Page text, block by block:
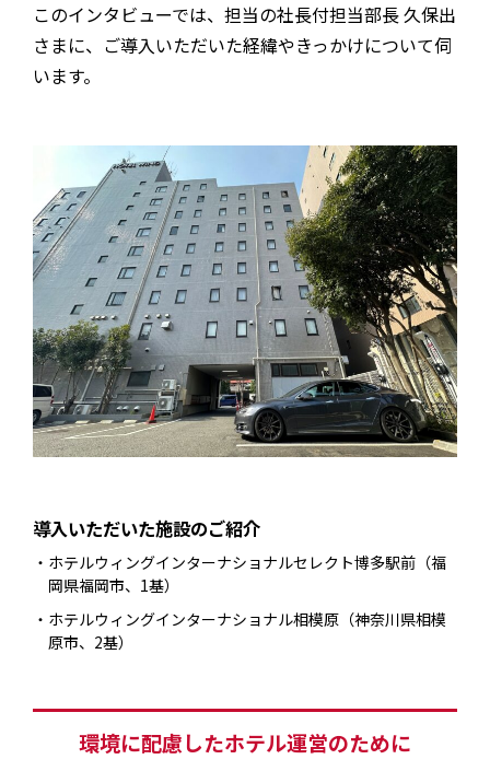
このインタビューでは、担当の社長付担当部長 久保出
さまに、ご導入いただいた経緯やきっかけについて伺
います。
導入いただいた施設のご紹介
ホテルウィングインターナショナルセレクト博多駅前（福
岡県福岡市、1基）
ホテルウィングインターナショナル相模原（神奈川県相模
原市、2基）
環境に配慮したホテル運営のために